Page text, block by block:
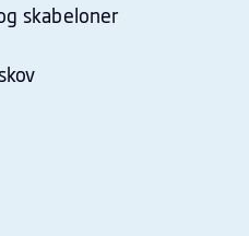
skabeloner